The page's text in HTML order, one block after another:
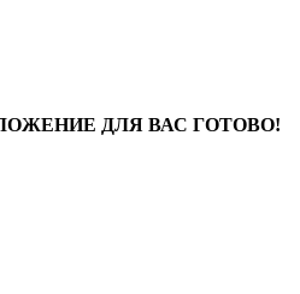
ДЛЯ ВАС ГОТОВО!